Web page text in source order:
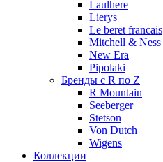
Laulhere
Lierys
Le beret francais
Mitchell & Ness
New Era
Pipolaki
Бренды с R по Z
R Mountain
Seeberger
Stetson
Von Dutch
Wigens
Коллекции